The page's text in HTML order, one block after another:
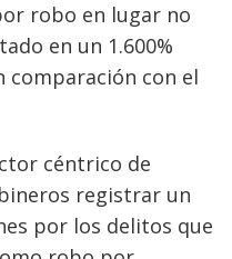
robo en lugar no
en un 1.600%
comparación con el
céntrico de
registrar un
por los delitos que